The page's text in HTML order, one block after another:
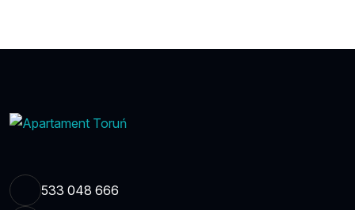
533 048 666